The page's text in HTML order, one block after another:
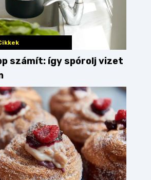
számít: így spórolj vizet